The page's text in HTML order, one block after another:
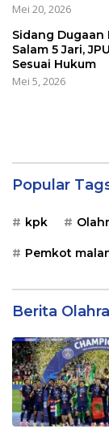
Mei 20, 2026
Sidang Dugaan
Salam 5 Jari,
Sesuai Hukum
Mei 5, 2026
Popular
kpk
Pemkot
Berita